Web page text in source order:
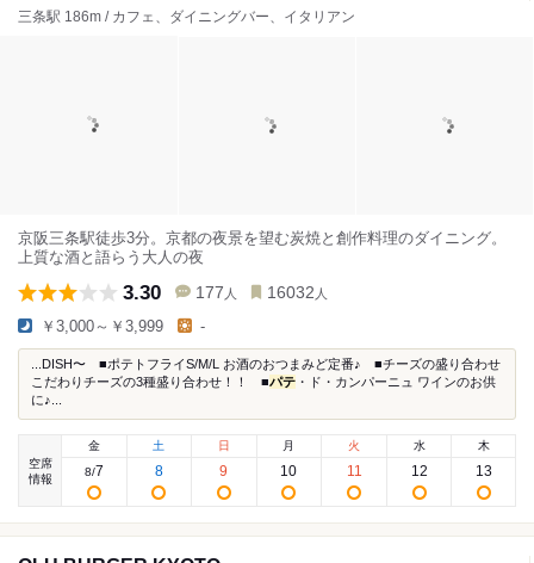
三条駅 186m / カフェ、ダイニングバー、イタリアン
京阪三条駅徒歩3分。京都の夜景を望む炭焼と創作料理のダイニング。
上質な酒と語らう大人の夜
3.30 177 人 16032 人
￥3,000～￥3,999 -
...DISH〜 ■ポテトフライS/M/L お酒のおつまみど定番♪ ■チーズの盛り合わせ
こだわりチーズの3種盛り合わせ！！ ■パテ ・ド・カンパーニュ ワインのお供
に♪...
空席
情報
金
8/7
土
8
日
9
月
10
火
11
水
12
木
13